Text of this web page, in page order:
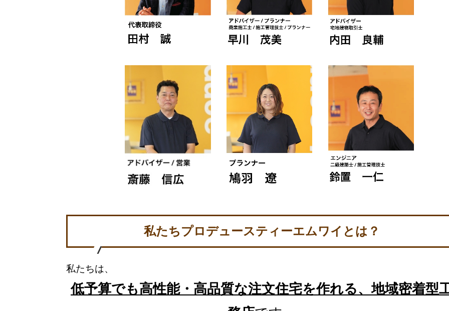
私たちプロデュースティーエムワイとは？
私たちは、
低予算でも高性能・高品質な注文住宅を作れる、地域密着型